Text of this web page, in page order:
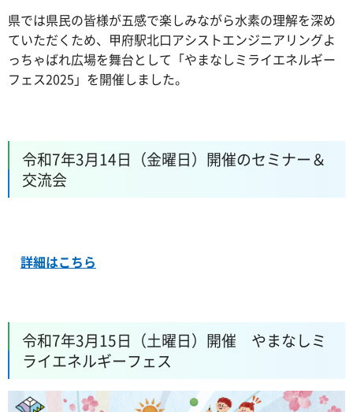
県では県民の皆様が五感で楽しみながら水素の理解を深め
ていただくため、甲府駅北口アシストエンジニアリングよ
っちゃばれ広場を舞台として「やまなしミライエネルギー
フェス2025」を開催しました。
令和7年3月14日（金曜日）開催のセミナー＆
交流会
詳細はこちら
令和7年3月15日（土曜日）開催 やまなしミ
ライエネルギーフェス